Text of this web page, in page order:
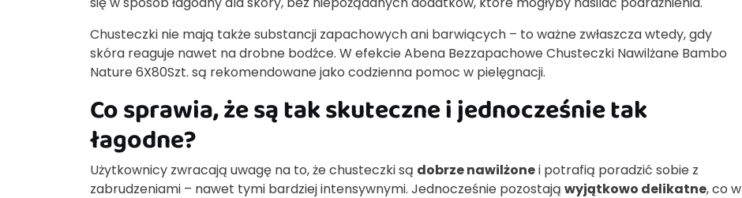
Chusteczki nie mają także substancji zapachowych ani barwiących – to ważne zwłaszcza wtedy, gdy
skóra reaguje nawet na drobne bodźce. W efekcie Abena Bezzapachowe Chusteczki Nawilżane Bambo
Nature 6X80Szt. są rekomendowane jako codzienna pomoc w pielęgnacji.
Co sprawia, że są tak skuteczne i jednocześnie tak
łagodne?
Użytkownicy zwracają uwagę na to, że chusteczki są dobrze nawilżonei potrafią poradzić sobie z
zabrudzeniami – nawet tymi bardziej intensywnymi. Jednocześnie pozostają wyjątkowo delikatne, co w